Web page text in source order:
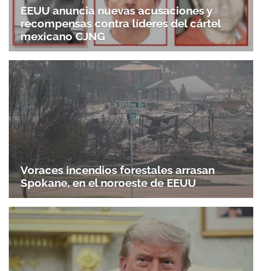
EEUU anuncia nuevas acusaciones y
recompensas contra líderes del cártel
mexicano CJNG
Voraces incendios forestales arrasan
Spokane, en el noroeste de EEUU